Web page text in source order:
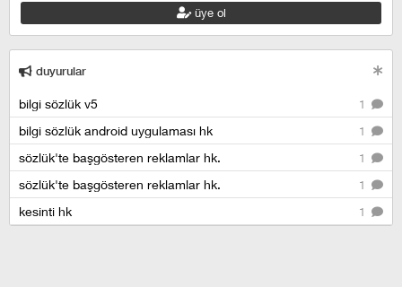
üye ol
duyurular
1
bilgi sözlük v5
1
bilgi sözlük android uygulaması hk
1
sözlük'te başgösteren reklamlar hk.
1
sözlük'te başgösteren reklamlar hk.
1
kesinti hk